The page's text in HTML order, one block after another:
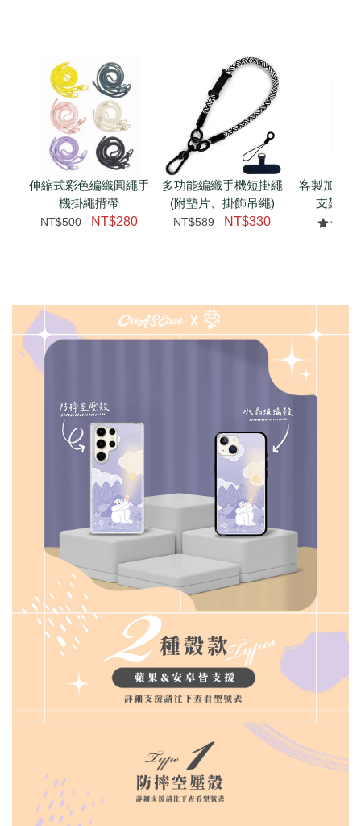
伸縮式彩色編織圓繩手
機掛繩揹帶
NT$500 NT$280
多功能編織手機短掛繩
(附墊片、掛飾吊繩)
NT$589 NT$330
客製加購
支架 腕